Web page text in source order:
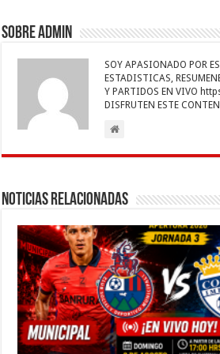
k
Sobre admin
SOY APASIONADO POR
ESTADISTICAS,
Y PARTIDOS EN VIVO
DISFRUTEN ESTE
Noticias Relacionadas